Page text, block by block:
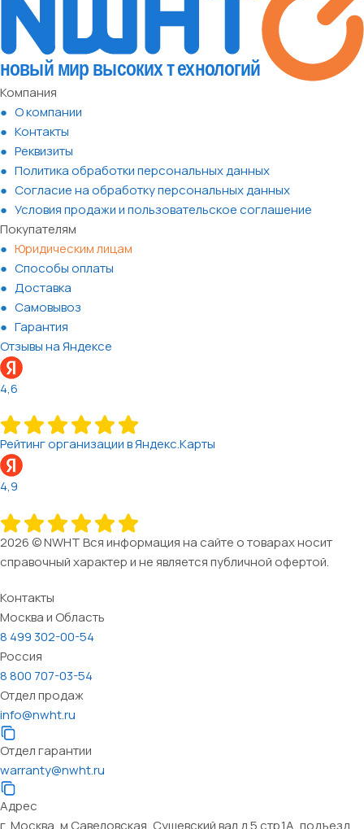
Компания
О компании
Контакты
Реквизиты
Политика обработки персональных данных
Согласие на обработку персональных данных
Условия продажи и пользовательское соглашение
Покупателям
Юридическим лицам
Способы оплаты
Доставка
Самовывоз
Гарантия
Отзывы на Яндексе
4,6
Рейтинг организации в Яндекс.Карты
4,9
2026 © NWHT Вся информация на сайте о товарах носит
справочный характер и не является публичной офертой.
Контакты
Москва и Область
8 499 302-00-54
Россия
8 800 707-03-54
Отдел продаж
info@nwht.ru
Отдел гарантии
warranty@nwht.ru
Адрес